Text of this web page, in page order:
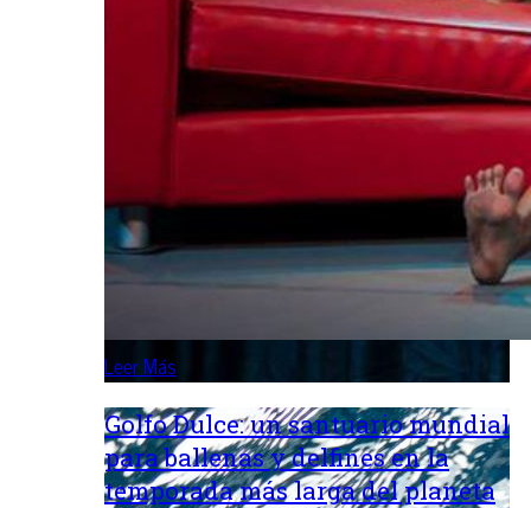
Leer Más
Golfo Dulce: un santuario mundial
para ballenas y delfines en la
temporada más larga del planeta